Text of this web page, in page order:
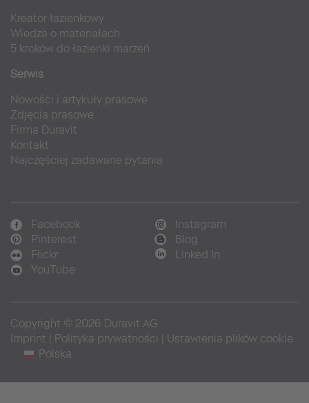
Kreator łazienkowy
Wiedza o materiałach
5 kroków do łazienki marzeń
Serwis
Nowości i artykuły prasowe
Zdjęcia prasowe
Firma Duravit
Kontakt
Najczęściej zadawane pytania
Facebook
Instagram
Pinterest
Blog
Flickr
Linked In
YouTube
Copyright © 2026 Duravit AG
Imprint
Polityka prywatności
Ustawienia plików cookie
Polska